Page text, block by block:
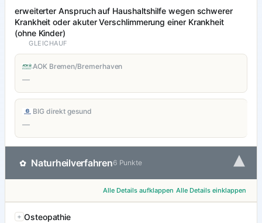
erweiterter Anspruch auf Haushaltshilfe wegen schwerer
Krankheit oder akuter Verschlimmerung einer Krankheit
(ohne Kinder)
GLEICHAUF
AOK Bremen/Bremerhaven
—
BIG direkt gesund
—
✿ Naturheilverfahren6 Punkte ▾
Alle Details aufklappen Alle Details einklappen
Osteopathie